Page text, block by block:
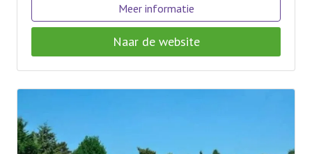
Meer informatie
Naar de website